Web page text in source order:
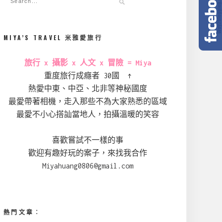
MIYA’S TRAVEL 米雅愛旅行
旅行 x 攝影 x 人文 x 冒險 = Miya
重度旅行成癮者 30國 ↑
熱愛中東、中亞、北非等神秘國度
最愛帶著相機，走入那些不為大家熟悉的區域
最愛不小心搭訕當地人，拍攝溫暖的笑容
喜歡嘗試不一樣的事
歡迎有趣好玩的案子，來找我合作
Miyahuang0806@gmail.com
熱門文章︰